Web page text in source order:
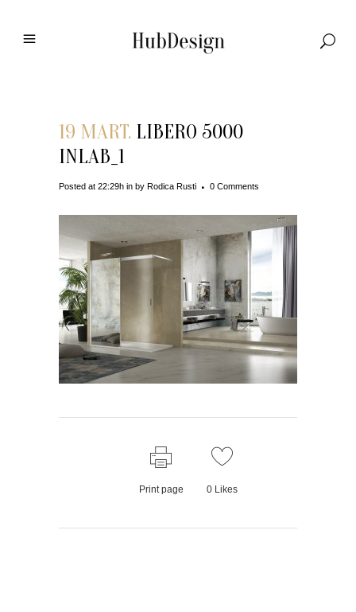
19 MART. LIBERO 5000
INLAB_1
Posted at 22:29h in by Rodica Rusti 0 Comments
Print page 0Likes